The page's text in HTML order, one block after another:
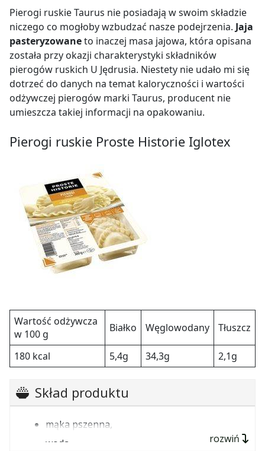
ser twarogowy 17%,
cebula,
olej rzepakowy,
jaja pasteryzowane,
sól,
pieprz.
Pierogi ruskie Taurus nie posiadają w swoim składzie
niczego co mogłoby wzbudzać nasze podejrzenia. Jaja
pasteryzowaneto inaczej masa jajowa, która opisana
została przy okazji charakterystyki składników
pierogów ruskich U Jędrusia. Niestety nie udało mi się
dotrzeć do danych na temat kaloryczności i wartości
odżywczej pierogów marki Taurus, producent nie
umieszcza takiej informacji na opakowaniu.
Pierogi ruskie Proste Historie Iglotex
Wartość odżywcza
w 100 g
Białko Węglowodany Tłuszcz
180 kcal 5,4g 34,3g 2,1g
Skład produktu
mąka pszenna,
woda,
rozwiń